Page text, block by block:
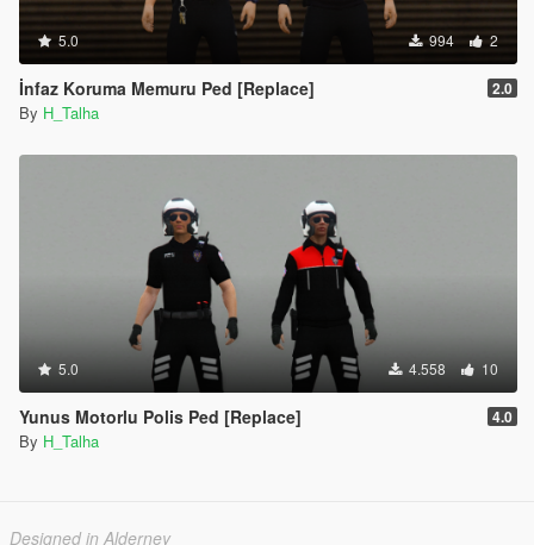
5.0 994 2
İnfaz Koruma Memuru Ped [Replace] 2.0
By H_Talha
5.0 4.558 10
Yunus Motorlu Polis Ped [Replace] 4.0
By H_Talha
Designed in Alderney